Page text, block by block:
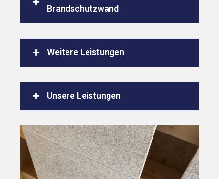
Brandschutzwand
Weitere Leistungen
Unsere Leistungen